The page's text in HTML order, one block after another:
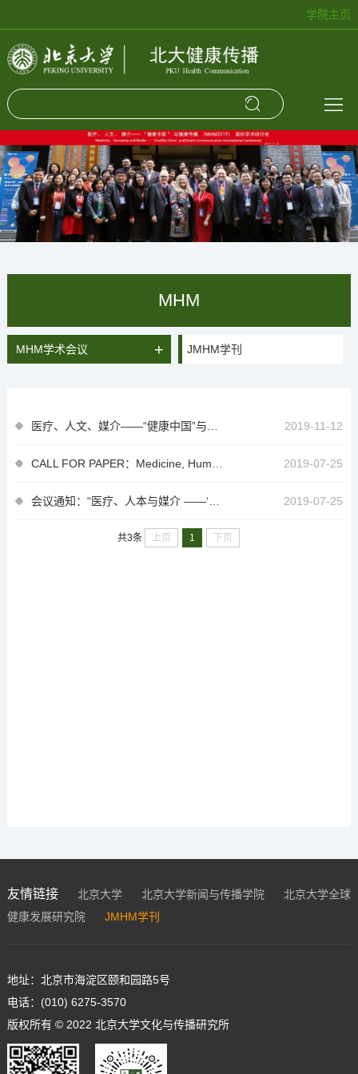
学院主页
于
我
最
新
态
学
术
讲
座
健
传
实
践
MHM
科
学
研
MHM
MHM学术会议 + JMHM学刊
2019-11-12
2019-07-25
会议通知：“医疗、人本与媒介 ——‘健康中国’与健康传播的多元进路” 国际学术... 2019-07-25
共3条 上页 1 下页
友情链接 北京大学 北京大学新闻与传播学院
北京大学全球
健康发展研究院
JMHM学刊
地址：北京市海淀区颐和园路5号
电话：(010) 6275-3570
版权所有 © 2022 北京大学文化与传播研究所